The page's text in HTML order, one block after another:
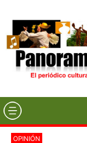
OPINIÓN